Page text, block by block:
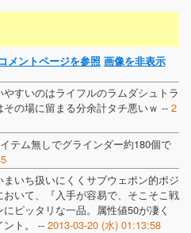
コメントページを参照 画像を非表示
すいのはライフルのラムダシュトラ
の場に留まる分余計タチ悪いｗ -- 2
テム無しでグラインダー約180個で
いち扱いにくくサブウェポン的ポジ
いて、『入手が容易で、そこそこ戦
ピッタリな一品。属性値50が凄く
ント。 -- 2013-03-20 (水) 01:13:58